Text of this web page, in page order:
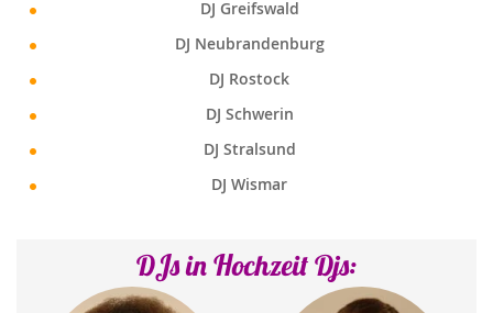
DJ Greifswald
DJ Neubrandenburg
DJ Rostock
DJ Schwerin
DJ Stralsund
DJ Wismar
DJs in Hochzeit Djs: